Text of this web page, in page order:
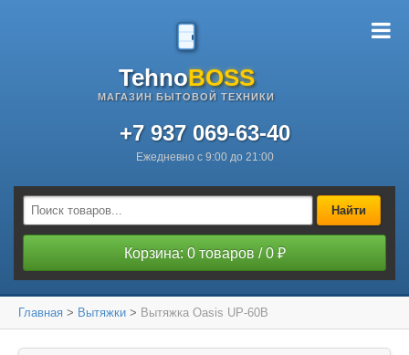
TehnoBOSS
МАГАЗИН БЫТОВОЙ ТЕХНИКИ
+7 937 069-63-40
Ежедневно с 9:00 до 21:00
Найти
Корзина: 0 товаров / 0 ₽
Главная > Вытяжки > Вытяжка Oasis UP-60B